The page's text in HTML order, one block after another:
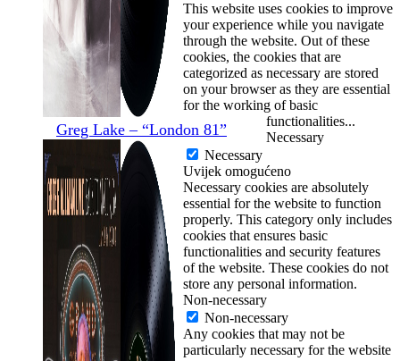
Greg Lake – “London 81”
This website uses cookies to improve
your experience while you navigate
through the website. Out of these
cookies, the cookies that are
categorized as necessary are stored
on your browser as they are essential
for the working of basic
functionalities...
Necessary
Necessary
Uvijek omogućeno
Necessary cookies are absolutely
essential for the website to function
properly. This category only includes
cookies that ensures basic
functionalities and security features
of the website. These cookies do not
store any personal information.
Non-necessary
Non-necessary
Any cookies that may not be
particularly necessary for the website